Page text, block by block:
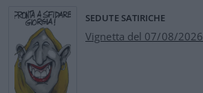
SEDUTE SATIRICHE
Vignetta del 07/08/2026